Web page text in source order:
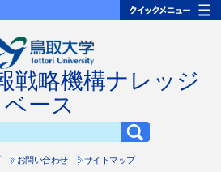
戦略機構ナレッジ
ベース
お問い合わせ サイトマップ